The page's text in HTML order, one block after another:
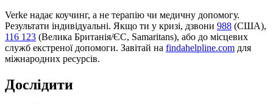
Verke надає коучинг, а не терапію чи медичну допомогу.
Результати індивідуальні. Якщо ти у кризі, дзвони 988 (США),
116 123 (Велика Британія/ЄС, Samaritans), або до місцевих
служб екстреної допомоги. Завітай на findahelpline.com для
міжнародних ресурсів.
Дослідити